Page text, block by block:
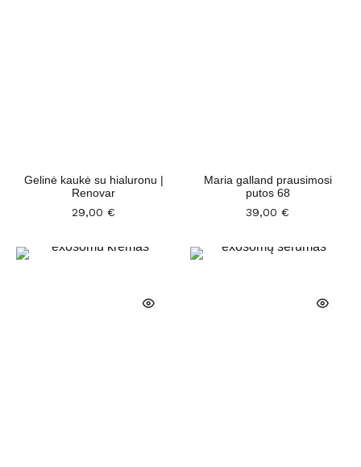
Gelinė kaukė su hialuronu |
Renovar
29,00 €
Maria galland prausimosi
putos 68
39,00 €